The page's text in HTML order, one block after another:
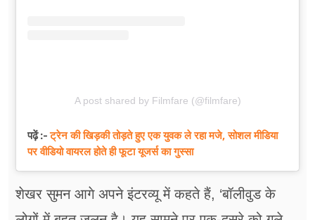
A post shared by Filmfare (@filmfare)
पढ़ें :-ट्रेन की खिड़की तोड़ते हुए एक युवक ले रहा मजे, सोशल मीडिया
पर वीडियो वायरल होते ही फूटा यूजर्स का गुस्सा
शेखर सुमन आगे अपने इंटरव्यू में कहते हैं, ‘बॉलीवुड के